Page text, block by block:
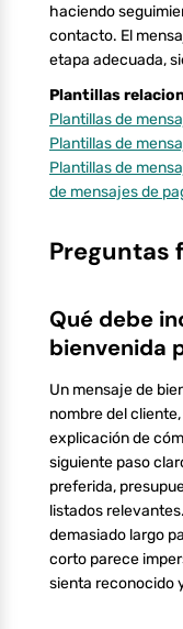
haciendo
contacto. El
etapa adecuada,
Plantillas
Plantillas de
Plantillas de
Plantillas de
de mensajes de
Preguntas
Qué debe
bienvenida
Un mensaje de
nombre del
explicación de
siguiente paso
preferida,
listados
demasiado largo
corto parece
sienta reconocido